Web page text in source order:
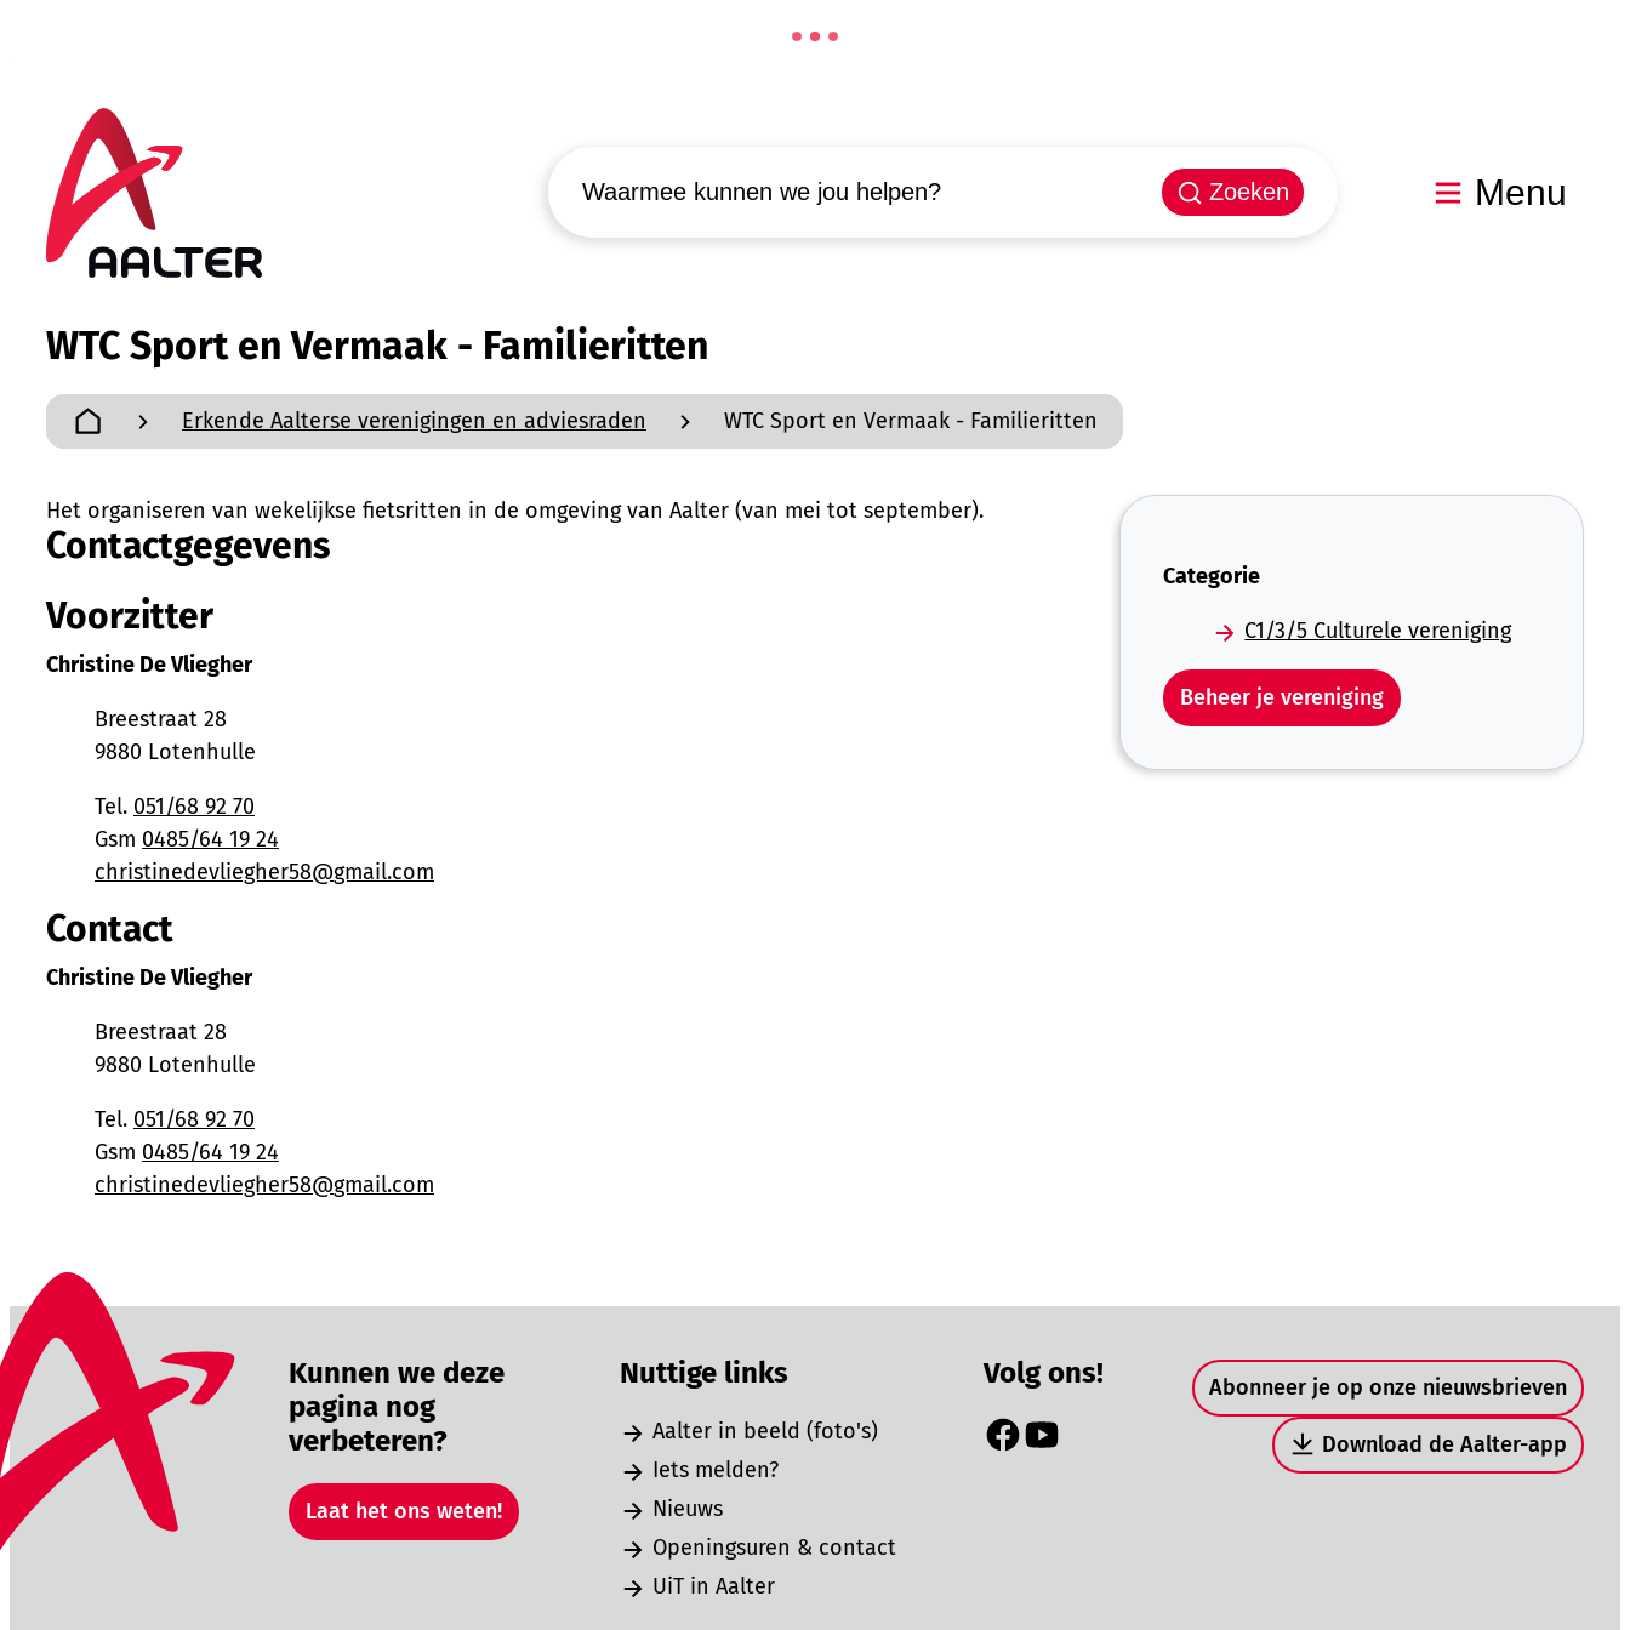
Aalter
Zoeken
Menu
WTC Sport en Vermaak - Familieritten
Startpagina
Erkende Aalterse verenigingen en adviesraden WTC Sport en Vermaak - Familieritten
Het organiseren van wekelijkse fietsritten in de omgeving van Aalter (van mei tot september).
Contactgegevens
Voorzitter
Christine De Vliegher
AdresBreestraat 28
,9880 Lotenhulle
051/68 92 70
0485/64 19 24
E-mailchristinedevliegher58@gmail.com
Contact
Christine De Vliegher
AdresBreestraat 28
,9880 Lotenhulle
051/68 92 70
0485/64 19 24
E-mailchristinedevliegher58@gmail.com
Categorie
C1/3/5 Culturele vereniging
Beheer je vereniging
Kunnen we deze
pagina nog
verbeteren?
Laat het ons weten!
Nuttige links
Aalter in beeld (foto's)
Iets melden?
Nieuws
Openingsuren & contact
UiT in Aalter
Volg ons!
Facebook
YouTube
Snel naar
Abonneer je op onze nieuwsbrieven
Download de Aalter-app